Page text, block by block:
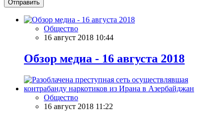
Отправить
Общество
16 август 2018 10:44
Обзор медиа - 16 августа 2018
Общество
16 август 2018 11:22